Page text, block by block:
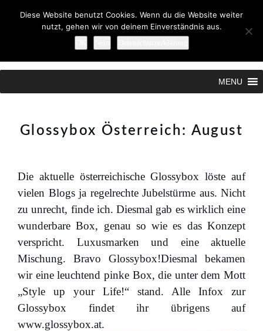
MENU
Glossybox Österreich: August
Die aktuelle österreichische Glossybox löste auf
vielen Blogs ja regelrechte Jubelstürme aus. Nicht
zu unrecht, finde ich. Diesmal gab es wirklich eine
wunderbare Box, genau so wie es das Konzept
verspricht. Luxusmarken und eine aktuelle
Mischung. Bravo Glossybox!Diesmal bekamen
wir eine leuchtend pinke Box, die unter dem Mott
„Style up your Life!“ stand. Alle Infox zur
Glossybox findet ihr übrigens auf
www.glossybox.at.
Diese Website benutzt Cookies. Wenn du die Website weiter
nutzt, gehen wir von deinem Einverständnis aus.